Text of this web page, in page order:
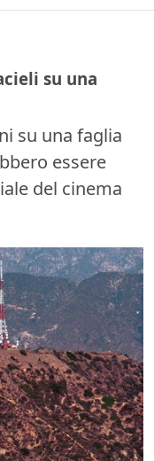
su una
su una faglia
essere
del cinema